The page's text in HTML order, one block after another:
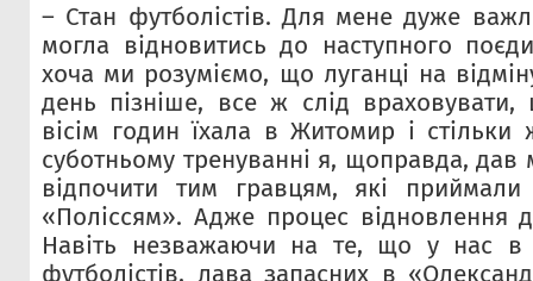
– Стан футболістів. Для мене дуже
могла відновитись до наступного
хоча ми розуміємо, що луганці на
день пізніше, все ж слід
вісім годин їхала в Житомир і
суботньому тренуванні я, щоправда, дав
відпочити тим гравцям, які
«Поліссям». Адже процес відновлення
Навіть незважаючи на те, що у нас в
футболістів, лава запасних в